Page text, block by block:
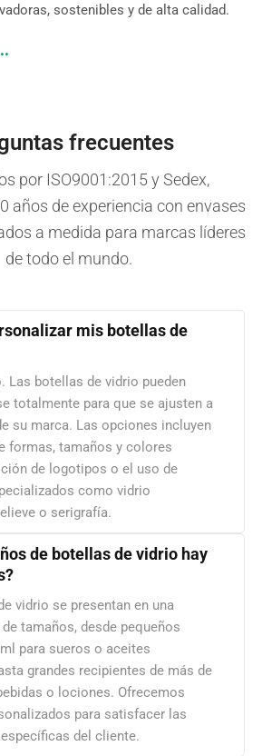
sostenibles y de alta calidad.
frecuentes
por ISO9001:2015 y Sedex,
años de experiencia con envases
a medida para marcas líderes
de todo el mundo.
mis botellas de
Las botellas de vidrio pueden
totalmente para que se ajusten a
su marca. Las opciones incluyen
formas, tamaños y colores
de logotipos o el uso de
como vidrio
o serigrafía.
de botellas de vidrio hay
vidrio se presentan en una
tamaños, desde pequeños
para sueros o aceites
grandes recipientes de más de
o lociones. Ofrecemos
para satisfacer las
del cliente.